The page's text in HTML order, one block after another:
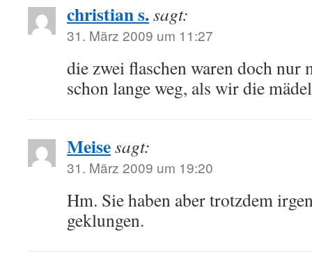
christian s.sagt:
31. März 2009 um 11:27
die zwei flaschen waren doch nur
schon lange weg, als wir die
Meisesagt:
31. März 2009 um 19:20
Hm. Sie haben aber trotzdem
geklungen.